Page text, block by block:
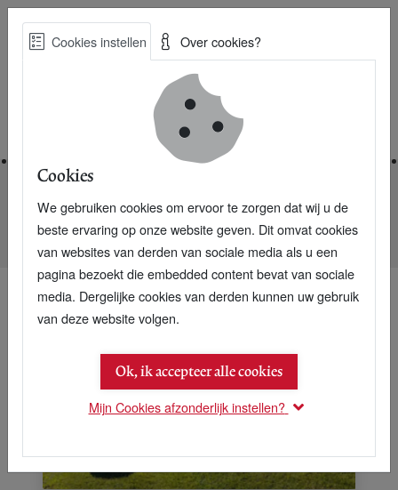
Skip
Best Practices voor een duurzame toekomst
Nieuwsarchief
Elektrische grasmaaier gaat als dolle muis door de tuin
Cookies instellen Over cookies?
Cookies
We gebruiken cookies om ervoor te zorgen dat wij u de
beste ervaring op onze website geven. Dit omvat cookies
van websites van derden van sociale media als u een
pagina bezoekt die embedded content bevat van sociale
media. Dergelijke cookies van derden kunnen uw gebruik
van deze website volgen.
Ok, ik accepteer alle cookies
Mijn Cookies afzonderlijk instellen?